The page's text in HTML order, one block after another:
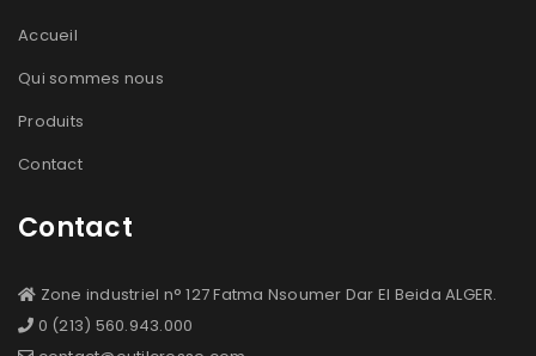
Accueil
Qui sommes nous
Produits
Contact
Contact
Zone industriel n° 127 Fatma Nsoumer Dar El Beida ALGER.
0 (213) 560.943.000